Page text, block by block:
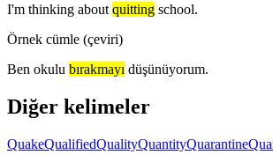
I'm thinking about quitting school.
Örnek cümle (çeviri)
Ben okulu bırakmayı düşünüyorum.
Diğer kelimeler
QuakeQualifiedQualityQuantityQuarantine